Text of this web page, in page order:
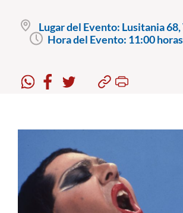
Pregrado
Postgrado
Funcionarios
Alumni
Lugar del Evento: Lusitania
Hora del Evento: 11:00 horas